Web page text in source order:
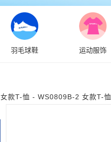
羽毛球鞋 运动服饰
女款T-恤 - WS0809B-2 女款T-恤